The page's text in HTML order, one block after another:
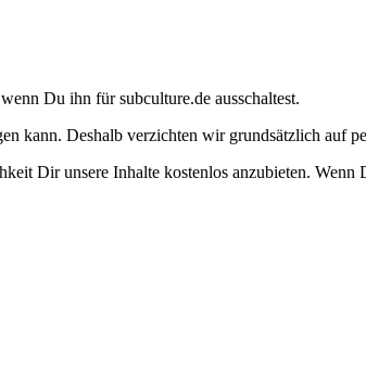
Du ihn für subculture.de ausschaltest.
kann. Deshalb verzichten wir grundsätzlich auf
Dir unsere Inhalte kostenlos anzubieten.